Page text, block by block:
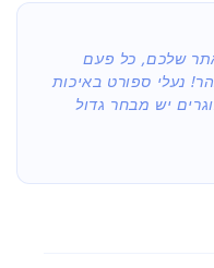
שלכם, כל פעם
נעלי ספורט באיכות
יש מבחר גדול